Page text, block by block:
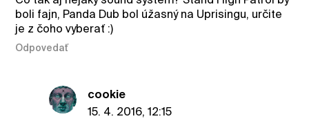
boli fajn, Panda Dub bol úžasný na Uprisingu, určite
je z čoho vyberať :)
Odpovedať
cookie
15. 4. 2016, 12:15